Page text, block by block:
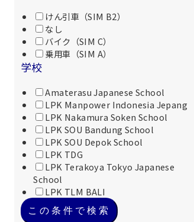
けん引車（SIM B2）
なし
バイク（SIM C）
乗用車（SIM A）
学校
Amaterasu Japanese School
LPK Manpower Indonesia Jepang
LPK Nakamura Soken School
LPK SOU Bandung School
LPK SOU Depok School
LPK TDG
LPK Terakoya Tokyo Japanese
School
LPK TLM BALI
この条件で検索